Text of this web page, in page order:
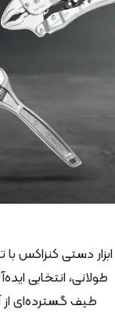
ابزار دستی کنزاکس
طولانی، انتخابی
طیف گسترده‌ای از